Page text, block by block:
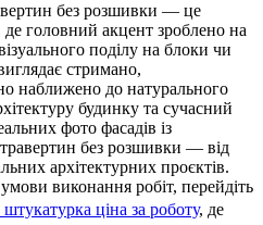
без розшивки — це
де головний акцент зроблено на
поділу на блоки чи
стримано,
наближено до натурального
будинку та сучасний
фото фасадів із
без розшивки — від
архітектурних проєктів.
виконання робіт, перейдіть
ціна за роботу, де